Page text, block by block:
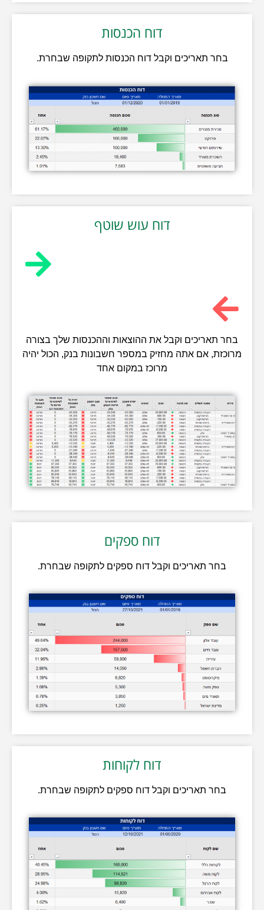
דוח הכנסות
בחר תאריכים וקבל דוח הכנסות לתקופה שבחרת.
דוח עוש שוטף
בחר תאריכים וקבל את ההוצאות וההכנסות שלך בצורה
מרוכזת, אם אתה מחזיק במספר חשבונות בנק, הכול יהיה
מרוכז במקום אחד
דוח ספקים
בחר תאריכים וקבל דוח ספקים לתקופה שבחרת.
דוח לקוחות
בחר תאריכים וקבל דוח ספקים לתקופה שבחרת.